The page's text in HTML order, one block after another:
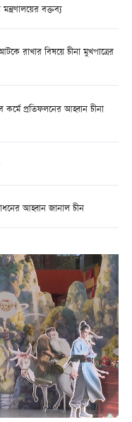
বক্তব্য
রাখার বিষয়ে চীনা মুখপাত্রের
প্রতিফলনের আহ্বান চীনা
আহ্বান জানাল চীন